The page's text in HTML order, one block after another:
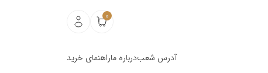
0
آدرس شعبدرباره ماراهنمای خرید